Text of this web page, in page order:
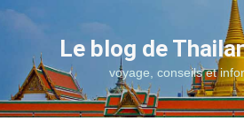
Aller
contenu
Le blog de
voyage, conseils et